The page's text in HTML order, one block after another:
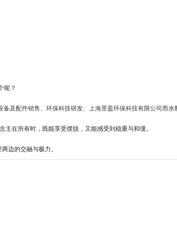
呢？
备及配件销售、环保科技研发、上海景盈环保科技有限公司 而水
主在所有时，既能享受摆脱，又能感受到稳重与和缓。
边的交融与极力。